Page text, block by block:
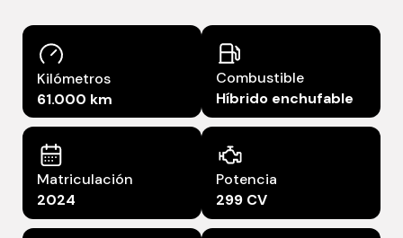
Kilómetros
61.000 km
Combustible
Híbrido enchufable
Matriculación
2024
Potencia
299 CV